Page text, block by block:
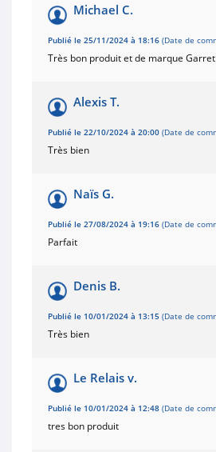
Michael C.
Publié le 25/11/2024 à 18:16 (Date de
Très bon produit et de marque Garret
Alexis T.
Publié le 22/10/2024 à 20:00 (Date de
Très bien
Naïs G.
Publié le 27/08/2024 à 19:16 (Date de
Parfait
Denis B.
Publié le 10/01/2024 à 13:15 (Date de
Très bien
Le Relais v.
Publié le 10/01/2024 à 12:48 (Date de
tres bon produit